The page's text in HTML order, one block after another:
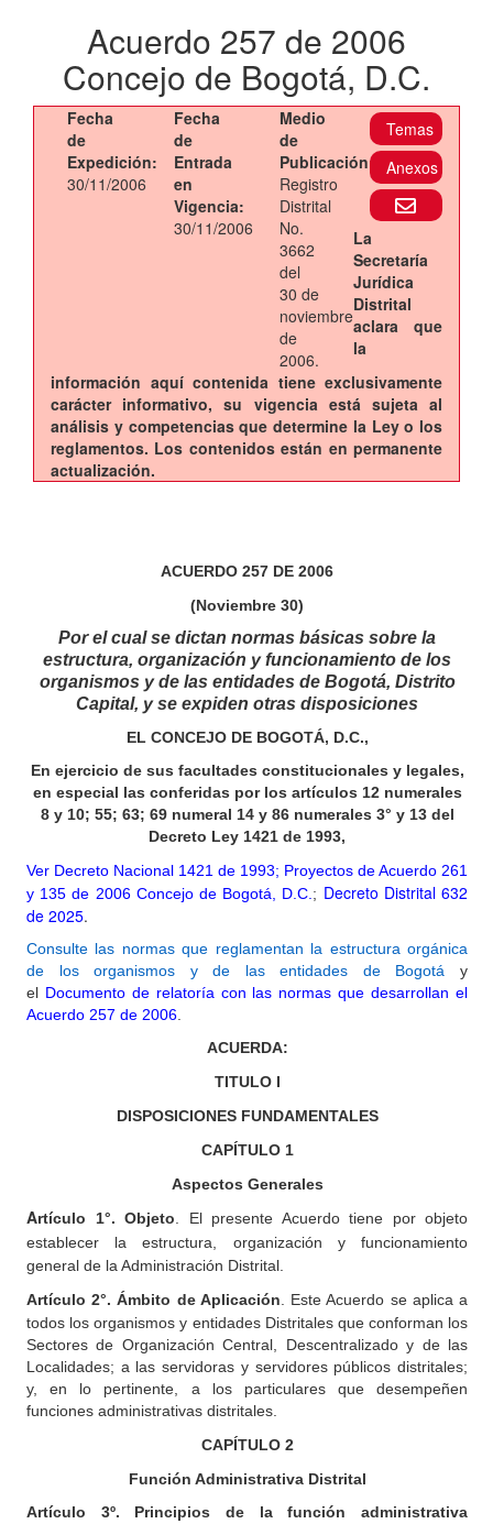
Acuerdo 257 de 2006
Concejo de Bogotá, D.C.
Fecha
de
Expedición:
30/11/2006
Fecha
de
Entrada
en
Vigencia:
30/11/2006
Medio
de
Publicación:
Registro
Distrital
No.
3662
del
30 de
noviembre
de
2006.
Temas
Anexos
La
Secretaría
Jurídica
Distrital
aclara que
la
información aquí contenida tiene exclusivamente
carácter informativo, su vigencia está sujeta al
análisis y competencias que determine la Ley o los
reglamentos. Los contenidos están en permanente
actualización.
ACUERDO 257 DE 2006
(Noviembre 30)
Por el cual se dictan normas básicas sobre la
estructura, organización y funcionamiento de los
organismos y de las entidades de Bogotá, Distrito
Capital, y se expiden otras disposiciones
EL CONCEJO DE BOGOTÁ, D.C.,
En ejercicio de sus facultades constitucionales y legales,
en especial las conferidas por los artículos 12numerales
8 y 10; 55; 63; 69 numeral 14 y 86 numerales 3° y 13del
Decreto Ley 1421 de 1993,
Ver Decreto Nacional 1421 de 1993; Proyectos de Acuerdo 261
y 135 de 2006 Concejo de Bogotá, D.C. ; Decreto Distrital 632
de 2025.
Consulte las normas que reglamentan la estructura orgánica
de los organismos y de las entidades de Bogotá y
el Documento de relatoría con las normas que desarrollan el
Acuerdo 257 de 2006
ACUERDA:
TITULO I
DISPOSICIONES FUNDAMENTALES
CAPÍTULO 1
Aspectos Generales
Artículo 1°. Objeto . El presente Acuerdo tiene por objeto
establecer la estructura, organización y funcionamiento
general de la Administración Distrital.
Artículo 2°. Ámbito de Aplicación . Este Acuerdo se aplica a
todos los organismos y entidades Distritales que conforman los
Sectores de Organización Central, Descentralizado y de las
Localidades; a las servidoras y servidores públicos distritales;
y, en lo pertinente, a los particulares que desempeñen
funciones administrativas distritales.
CAPÍTULO2
Función Administrativa Distrital
Artículo 3º. Principios de la función administrativa